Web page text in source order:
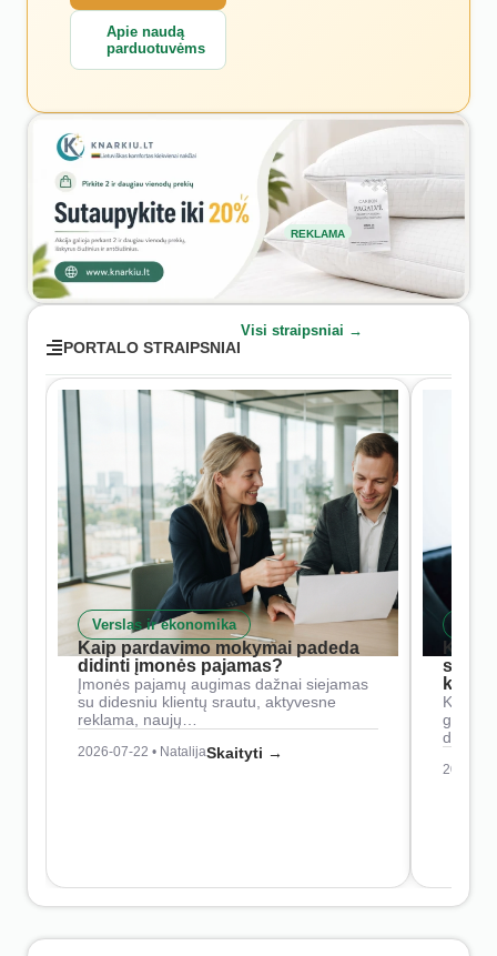
Apie naudą
parduotuvėms
REKLAMA
PORTALO STRAIPSNIAI
Visi straipsniai →
Verslas ir ekonomika
Kaip pardavimo mokymai padeda
didinti įmonės pajamas?
Įmonės pajamų augimas dažnai siejamas
su didesniu klientų srautu, aktyvesne
reklama, naujų…
2026-07-22 • NatalijaSkaityti →
Kaip
2026-